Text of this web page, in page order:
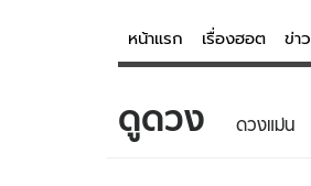
หน้าแรก เรื่องฮอต ข่าว
ข่าว
ดูดวง ดวงแม่น